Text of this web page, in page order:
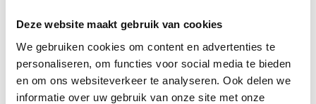
Deze website maakt gebruik van cookies
We gebruiken cookies om content en advertenties te
personaliseren, om functies voor social media te bieden
en om ons websiteverkeer te analyseren. Ook delen we
informatie over uw gebruik van onze site met onze
11 min